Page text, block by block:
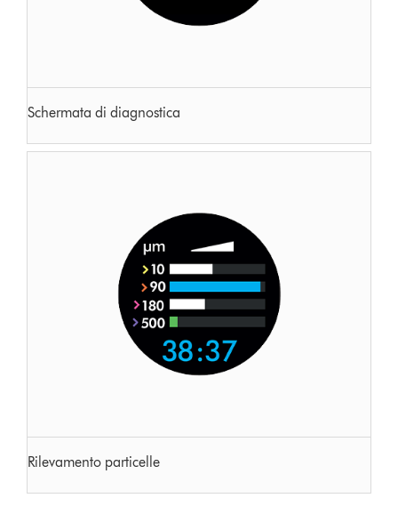
Schermata di diagnostica
Rilevamento particelle